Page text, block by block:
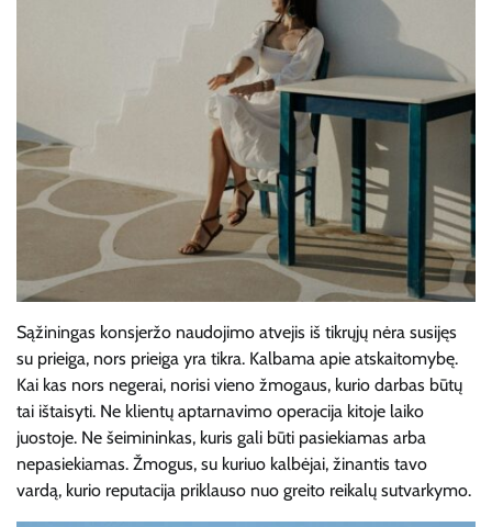
Sąžiningas konsjeržo naudojimo atvejis iš tikrųjų nėra susijęs
su prieiga, nors prieiga yra tikra. Kalbama apie atskaitomybę.
Kai kas nors negerai, norisi vieno žmogaus, kurio darbas būtų
tai ištaisyti. Ne klientų aptarnavimo operacija kitoje laiko
juostoje. Ne šeimininkas, kuris gali būti pasiekiamas arba
nepasiekiamas. Žmogus, su kuriuo kalbėjai, žinantis tavo
vardą, kurio reputacija priklauso nuo greito reikalų sutvarkymo.